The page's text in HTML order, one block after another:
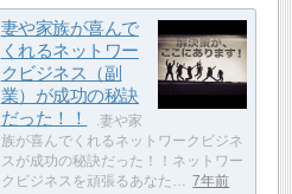
妻や家族が喜んで
くれるネットワー
クビジネス（副
業）が成功の秘訣
だった！！
.妻や家
族が喜んでくれるネットワークビジネ
スが成功の秘訣だった！！ネットワー
クビジネスを頑張るあなた…
7年前